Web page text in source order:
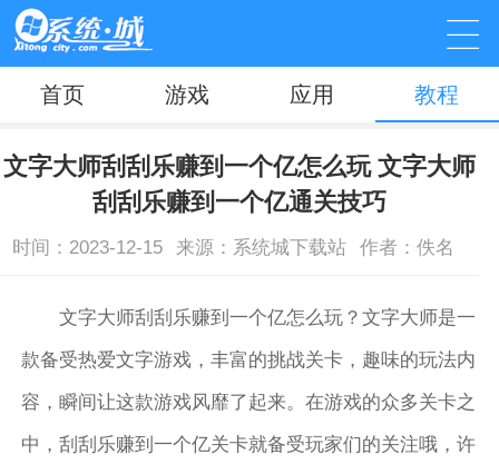
首页 游戏 应用 教程
文字大师刮刮乐赚到一个亿怎么玩 文字大师
刮刮乐赚到一个亿通关技巧
时间：2023-12-15 来源：系统城下载站 作者：佚名
文字大师刮刮乐赚到一个亿怎么玩？文字大师是一
款备受热爱文字游戏，丰富的挑战关卡，趣味的玩法内
容，瞬间让这款游戏风靡了起来。在游戏的众多关卡之
中，刮刮乐赚到一个亿关卡就备受玩家们的关注哦，许